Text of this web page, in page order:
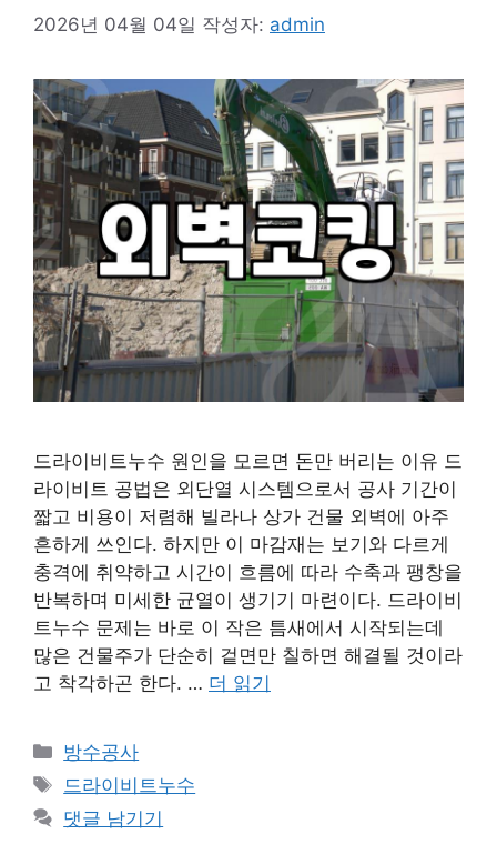
2026년 04월 04일 작성자: admin
드라이비트누수 원인을 모르면 돈만 버리는 이유 드
라이비트 공법은 외단열 시스템으로서 공사 기간이
짧고 비용이 저렴해 빌라나 상가 건물 외벽에 아주
흔하게 쓰인다. 하지만 이 마감재는 보기와 다르게
충격에 취약하고 시간이 흐름에 따라 수축과 팽창을
반복하며 미세한 균열이 생기기 마련이다. 드라이비
트누수 문제는 바로 이 작은 틈새에서 시작되는데
많은 건물주가 단순히 겉면만 칠하면 해결될 것이라
고 착각하곤 한다. … 더 읽기
카
테
리
방수공사
태
그
드라이비트누수
댓글 남기기